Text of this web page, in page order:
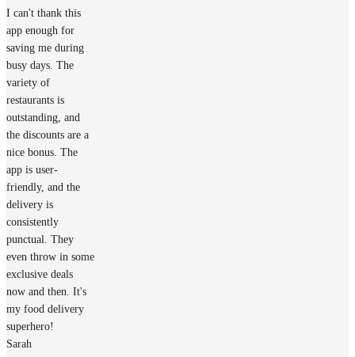
I can't thank this
app enough for
saving me during
busy days. The
variety of
restaurants is
outstanding, and
the discounts are a
nice bonus. The
app is user-
friendly, and the
delivery is
consistently
punctual. They
even throw in some
exclusive deals
now and then. It's
my food delivery
superhero!
Sarah